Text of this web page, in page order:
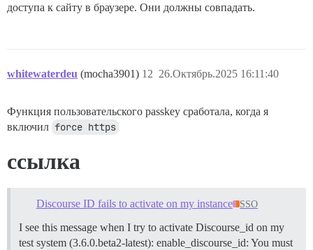
доступа к сайту в браузере. Они должны совпадать.
whitewaterdeu (mocha3901) 26.Октябрь.2025 16:11:40
12
Функция пользовательского passkey сработала, когда я
включил force https
ссылка
Discourse ID fails to activate on my instance SSO
I see this message when I try to activate Discourse_id on my
test system (3.6.0.beta2-latest): enable_discourse_id: You must